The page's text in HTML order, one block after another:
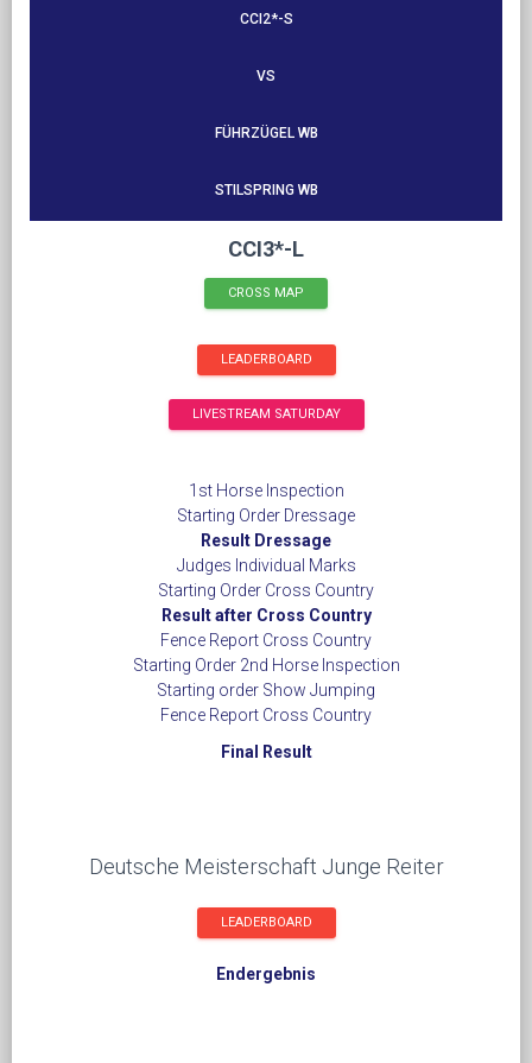
CCI2*-S
VS
FÜHRZÜGEL WB
STILSPRING WB
CCI3*-L
CROSS MAP
LEADERBOARD
LIVESTREAM SATURDAY
1st Horse Inspection
Starting Order Dressage
Result Dressage
Judges Individual Marks
Starting Order Cross Country
Result after Cross Country
Fence Report Cross Country
Starting Order 2nd Horse Inspection
Starting order Show Jumping
Fence Report Cross Country
Final Result
Deutsche Meisterschaft Junge Reiter
LEADERBOARD
Endergebnis